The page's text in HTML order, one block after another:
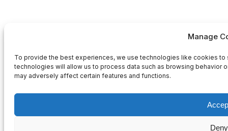
Manage
To provide the best experiences, we use technologies like cookies
technologies will allow us to process data such as browsing behavior
may adversely affect certain features and functions.
Deny